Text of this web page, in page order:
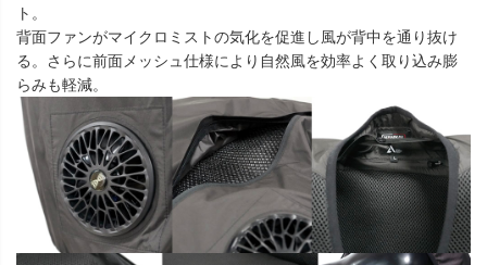
ト。
背面ファンがマイクロミストの気化を促進し風が背中を通り抜け
る。さらに前面メッシュ仕様により自然風を効率よく取り込み膨
らみも軽減。